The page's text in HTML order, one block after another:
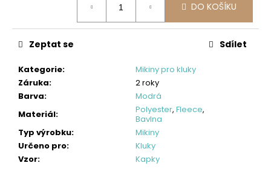
DO KOŠÍKU
Kategorie:
Mikiny pro kluky
Záruka:
2 roky
Barva:
Modrá
Materiál: Polyester, Fleece,
Bavlna
Typ výrobku:
Mikiny
Určeno pro:
Kluky
Vzor: Kapky
Zeptat se Sdílet
ZIMNÍ
DÍVČÍ
SOFTSHELLOVÝ
BERÁNKEM,
ČERVENÝ,
NÁMOŘNICKÝ
1
550
Kč